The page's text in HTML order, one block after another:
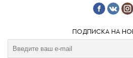
ПОДПИСКА НА